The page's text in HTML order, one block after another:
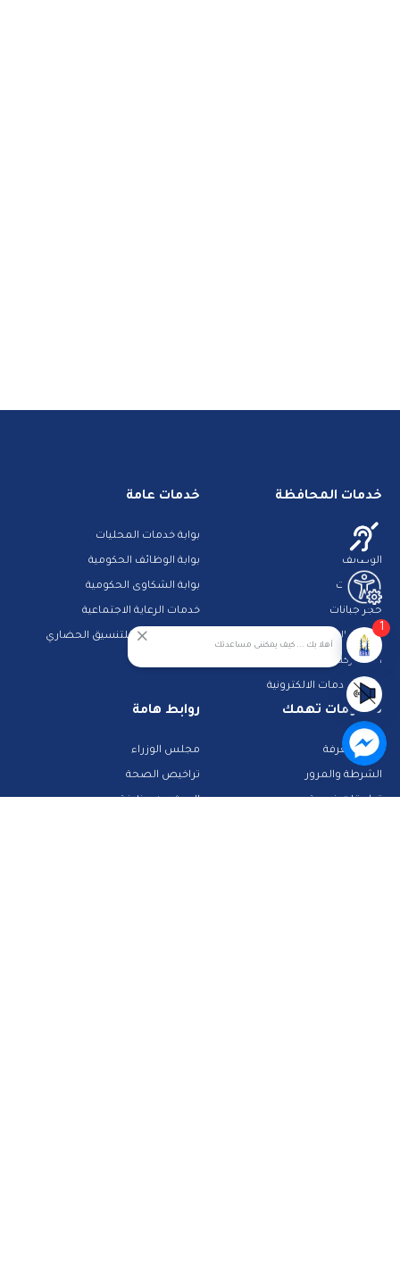
خدمات المحافظة
مزادات
الوظائف
مناقصات
حجز جبانات
خدمات النقل
المشاركة الالكترونية
دليل الخدمات الالكترونية
خدمات عامة
بوابة خدمات المحليات
بوابة الوظائف الحكومية
بوابة الشكاوى الحكومية
خدمات الرعاية الاجتماعية
الجهاز القومى للتنسيق الحضاري
معلومات تهمك
بنك المعرفة
الشرطة والمرور
تطبيقات خدمية
روابط هامة
مجلس الوزراء
تراخيص الصحة
البحث عن وظيفة
أهلا بك ... كيف يمكننى مساعدتك
1